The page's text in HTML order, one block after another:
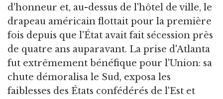
d'honneur et, au-dessus de l'hôtel de ville, le
drapeau américain flottait pour la première
fois depuis que l'État avait fait sécession près
de quatre ans auparavant. La prise d'Atlanta
fut extrêmement bénéfique pour l'Union: sa
chute démoralisa le Sud, exposa les
faiblesses des États confédérés de l'Est et